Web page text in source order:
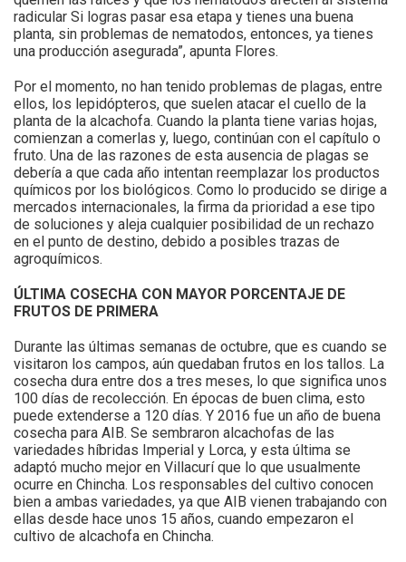
radicular Si logras pasar esa etapa y tienes una buena
planta, sin problemas de nematodos, entonces, ya tienes
una producción asegurada”, apunta Flores.
Por el momento, no han tenido problemas de plagas, entre
ellos, los lepidópteros, que suelen atacar el cuello de la
planta de la alcachofa. Cuando la planta tiene varias hojas,
comienzan a comerlas y, luego, continúan con el capítulo o
fruto. Una de las razones de esta ausencia de plagas se
debería a que cada año intentan reemplazar los productos
químicos por los biológicos. Como lo producido se dirige a
mercados internacionales, la firma da prioridad a ese tipo
de soluciones y aleja cualquier posibilidad de un rechazo
en el punto de destino, debido a posibles trazas de
agroquímicos.
ÚLTIMA COSECHA CON MAYOR PORCENTAJE DE
FRUTOS DE PRIMERA
Durante las últimas semanas de octubre, que es cuando se
visitaron los campos, aún quedaban frutos en los tallos. La
cosecha dura entre dos a tres meses, lo que significa unos
100 días de recolección. En épocas de buen clima, esto
puede extenderse a 120 días. Y 2016 fue un año de buena
cosecha para AIB. Se sembraron alcachofas de las
variedades híbridas Imperial y Lorca, y esta última se
adaptó mucho mejor en Villacurí que lo que usualmente
ocurre en Chincha. Los responsables del cultivo conocen
bien a ambas variedades, ya que AIB vienen trabajando con
ellas desde hace unos 15 años, cuando empezaron el
cultivo de alcachofa en Chincha.